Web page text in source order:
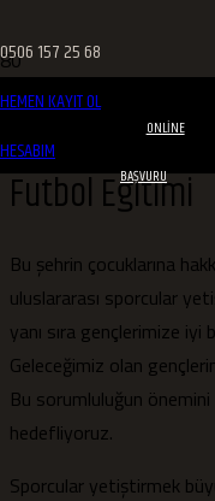
0506 157 25 68
HEMEN KAYIT OL
HESABIM
ONLINE
BAŞVURU
Futbol Eğitimi
Bu şehrin çocuklarına
uluslararası sporcular
yanı sıra gençlerimize
Geleceğimiz olan
Bu sorumluluğun
hedefliyoruz.
Sporcular yetiştirmek